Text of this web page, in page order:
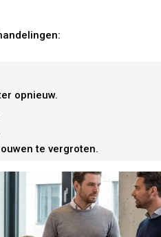
opnieuw.
te vergroten.